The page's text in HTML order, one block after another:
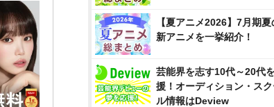
【夏アニメ2026】7月期夏
新アニメを一挙紹介！
芸能界を志す10代～20代
援！オーディション・ス
ル情報はDeview